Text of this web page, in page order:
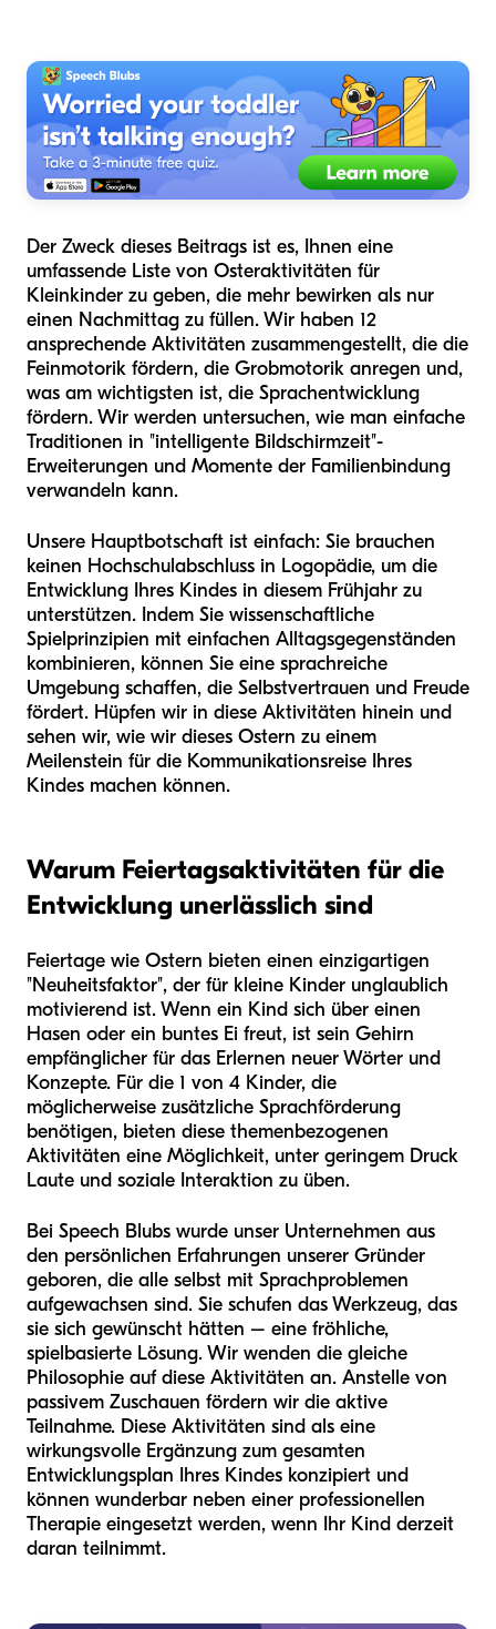
Der Zweck dieses Beitrags ist es, Ihnen eine
umfassende Liste von Osteraktivitäten für
Kleinkinder zu geben, die mehr bewirken als nur
einen Nachmittag zu füllen. Wir haben 12
ansprechende Aktivitäten zusammengestellt, die die
Feinmotorik fördern, die Grobmotorik anregen und,
was am wichtigsten ist, die Sprachentwicklung
fördern. Wir werden untersuchen, wie man einfache
Traditionen in "intelligente Bildschirmzeit"-
Erweiterungen und Momente der Familienbindung
verwandeln kann.
Unsere Hauptbotschaft ist einfach: Sie brauchen
keinen Hochschulabschluss in Logopädie, um die
Entwicklung Ihres Kindes in diesem Frühjahr zu
unterstützen. Indem Sie wissenschaftliche
Spielprinzipien mit einfachen Alltagsgegenständen
kombinieren, können Sie eine sprachreiche
Umgebung schaffen, die Selbstvertrauen und Freude
fördert. Hüpfen wir in diese Aktivitäten hinein und
sehen wir, wie wir dieses Ostern zu einem
Meilenstein für die Kommunikationsreise Ihres
Kindes machen können.
Warum Feiertagsaktivitäten für die
Entwicklung unerlässlich sind
Feiertage wie Ostern bieten einen einzigartigen
"Neuheitsfaktor", der für kleine Kinder unglaublich
motivierend ist. Wenn ein Kind sich über einen
Hasen oder ein buntes Ei freut, ist sein Gehirn
empfänglicher für das Erlernen neuer Wörter und
Konzepte. Für die 1 von 4 Kinder, die
möglicherweise zusätzliche Sprachförderung
benötigen, bieten diese themenbezogenen
Aktivitäten eine Möglichkeit, unter geringem Druck
Laute und soziale Interaktion zu üben.
Bei Speech Blubs wurde unser Unternehmen aus
den persönlichen Erfahrungen unserer Gründer
geboren, die alle selbst mit Sprachproblemen
aufgewachsen sind. Sie schufen das Werkzeug, das
sie sich gewünscht hätten – eine fröhliche,
spielbasierte Lösung. Wir wenden die gleiche
Philosophie auf diese Aktivitäten an. Anstelle von
passivem Zuschauen fördern wir die aktive
Teilnahme. Diese Aktivitäten sind als eine
wirkungsvolle Ergänzung zum gesamten
Entwicklungsplan Ihres Kindes konzipiert und
können wunderbar neben einer professionellen
Therapie eingesetzt werden, wenn Ihr Kind derzeit
daran teilnimmt.